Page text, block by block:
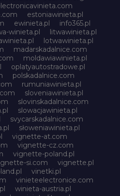
estoniawinieta.pl
ewinieta.pl
info365.pl
winieta.pl
litwawinieta.pl
lotwawinieta.pl
madarskadalnice.com
moldawiawinieta.pl
oplatyautostradowe.pl
polskadalnice.com
rumuniawinieta.pl
sloveniawinieta.pl
slovinskadalnice.com
slowacjawinieta.pl
svycarskadalnice.com
słoweniawinieta.pl
vignette-at.com
vignette-cz.com
vignette-poland.pl
si.com
vignette.pl
vinetki.pl
vinieteelectronice.com
winieta-austria.pl